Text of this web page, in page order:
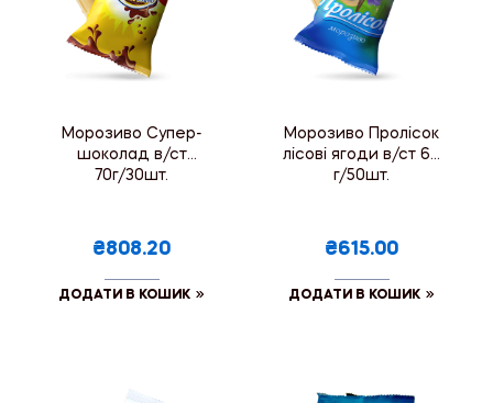
Морозиво Супер-
шоколад в/ст
70г/30шт.
₴808.20
ДОДАТИ В КОШИК
Морозиво Пролісок
лісові ягоди в/ст 60
г/50шт.
₴615.00
ДОДАТИ В КОШИК